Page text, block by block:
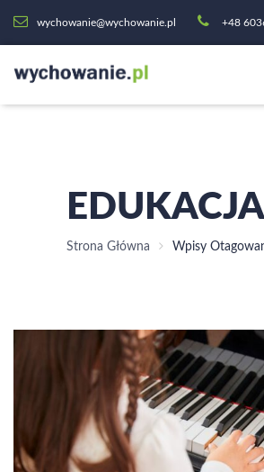
wychowanie@wychowanie.pl +48
EDUKACJA
Strona Główna Wpisy